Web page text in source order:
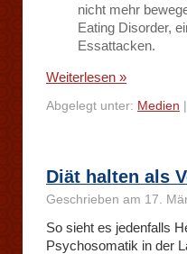
nicht mehr
Eating Disorder,
Essattacken.
Weiterlesen »
Abgelegt unter: Medien
Diät halten als
Geschrieben am 17.
So sieht es jedenfalls
Psychosomatik in der